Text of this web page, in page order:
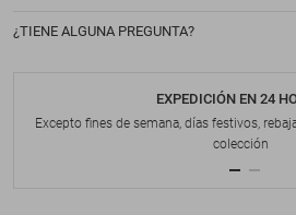
¿TIENE ALGUNA PREGUNTA?
EXPEDICIÓN EN 24
Excepto fines de semana, días festivos,
colección